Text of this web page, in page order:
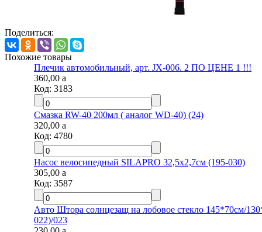
Поделиться:
Похожие товары
Плечик автомобильный, арт. JX-006. 2 ПО ЦЕНЕ 1 !!!
360,00a
Код:3183
Смазка RW-40 200мл ( аналог WD-40) (24)
320,00a
Код:4780
Насос велосипедный SILAPRO 32,5х2,7см (195-030)
305,00a
Код:3587
Авто Штора солнцезащ на лобовое стекло 145*70см/
022)/023